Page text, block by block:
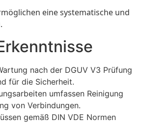
eine systematische und
nach der DGUV V3 Prüfung
für die Sicherheit.
umfassen Reinigung
von Verbindungen.
gemäß DIN VDE Normen